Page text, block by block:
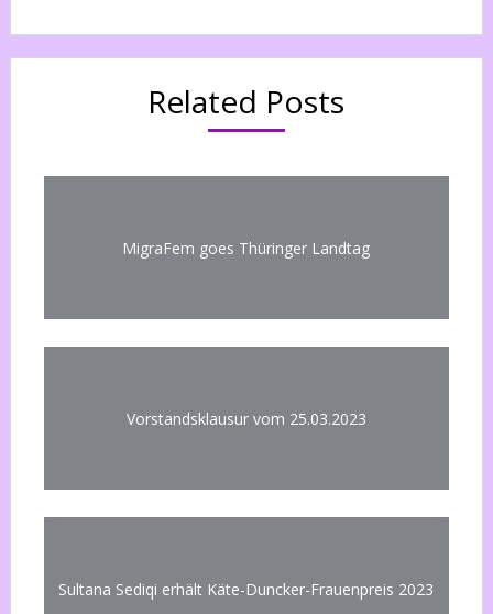
Related Posts
MigraFem goes Thüringer Landtag
Vorstandsklausur vom 25.03.2023
Sultana Sediqi erhält Käte-Duncker-Frauenpreis 2023